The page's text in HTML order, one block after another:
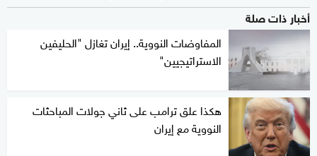
أخبار ذات صلة
المفاوضات النووية.. إيران تغازل "الحليفين
الاستراتيجيين"
هكذا علق ترامب على ثاني جولات المباحثات
النووية مع إيران